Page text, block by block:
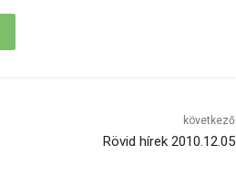
következő
Rövid hírek 2010.12.05